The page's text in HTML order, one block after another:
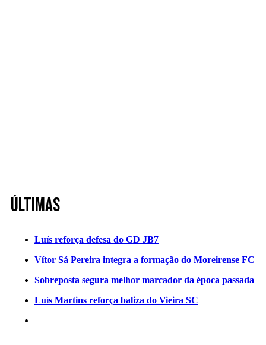
Últimas
Luís reforça defesa do GD JB7
Vítor Sá Pereira integra a formação do Moreirense FC
Sobreposta segura melhor marcador da época passada
Luís Martins reforça baliza do Vieira SC